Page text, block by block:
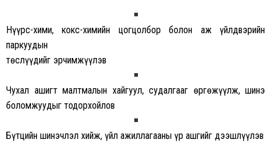
Нүүрс-хими, кокс-химийн цогцолбор болон аж үйлдвэрийн
паркуудын
төслүүдийг эрчимжүүлэв
Чухал ашигт малтмалын хайгуул, судалгааг өргөжүүлж, шинэ
боломжуудыг тодорхойлов
Бүтцийн шинэчлэл хийж, үйл ажиллагааны үр ашгийг дээшлүүлэв